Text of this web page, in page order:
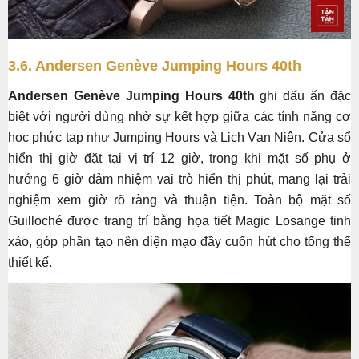
3.6. Andersen Genève Jumping Hours 40th
Andersen Genève Jumping Hours 40th ghi dấu ấn đặc
biệt với người dùng nhờ sự kết hợp giữa các tính năng cơ
học phức tạp như Jumping Hours và Lịch Vạn Niên. Cửa sổ
hiển thị giờ đặt tại vị trí 12 giờ, trong khi mặt số phụ ở
hướng 6 giờ đảm nhiệm vai trò hiển thị phút, mang lại trải
nghiệm xem giờ rõ ràng và thuận tiện. Toàn bộ mặt số
Guilloché được trang trí bằng họa tiết Magic Losange tinh
xảo, góp phần tạo nên diện mạo đầy cuốn hút cho tổng thể
thiết kế.